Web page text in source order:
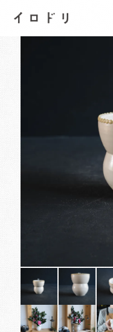
イロドリ